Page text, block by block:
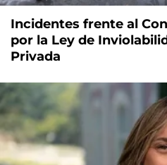
Incidentes frente al
por la Ley de
Privada